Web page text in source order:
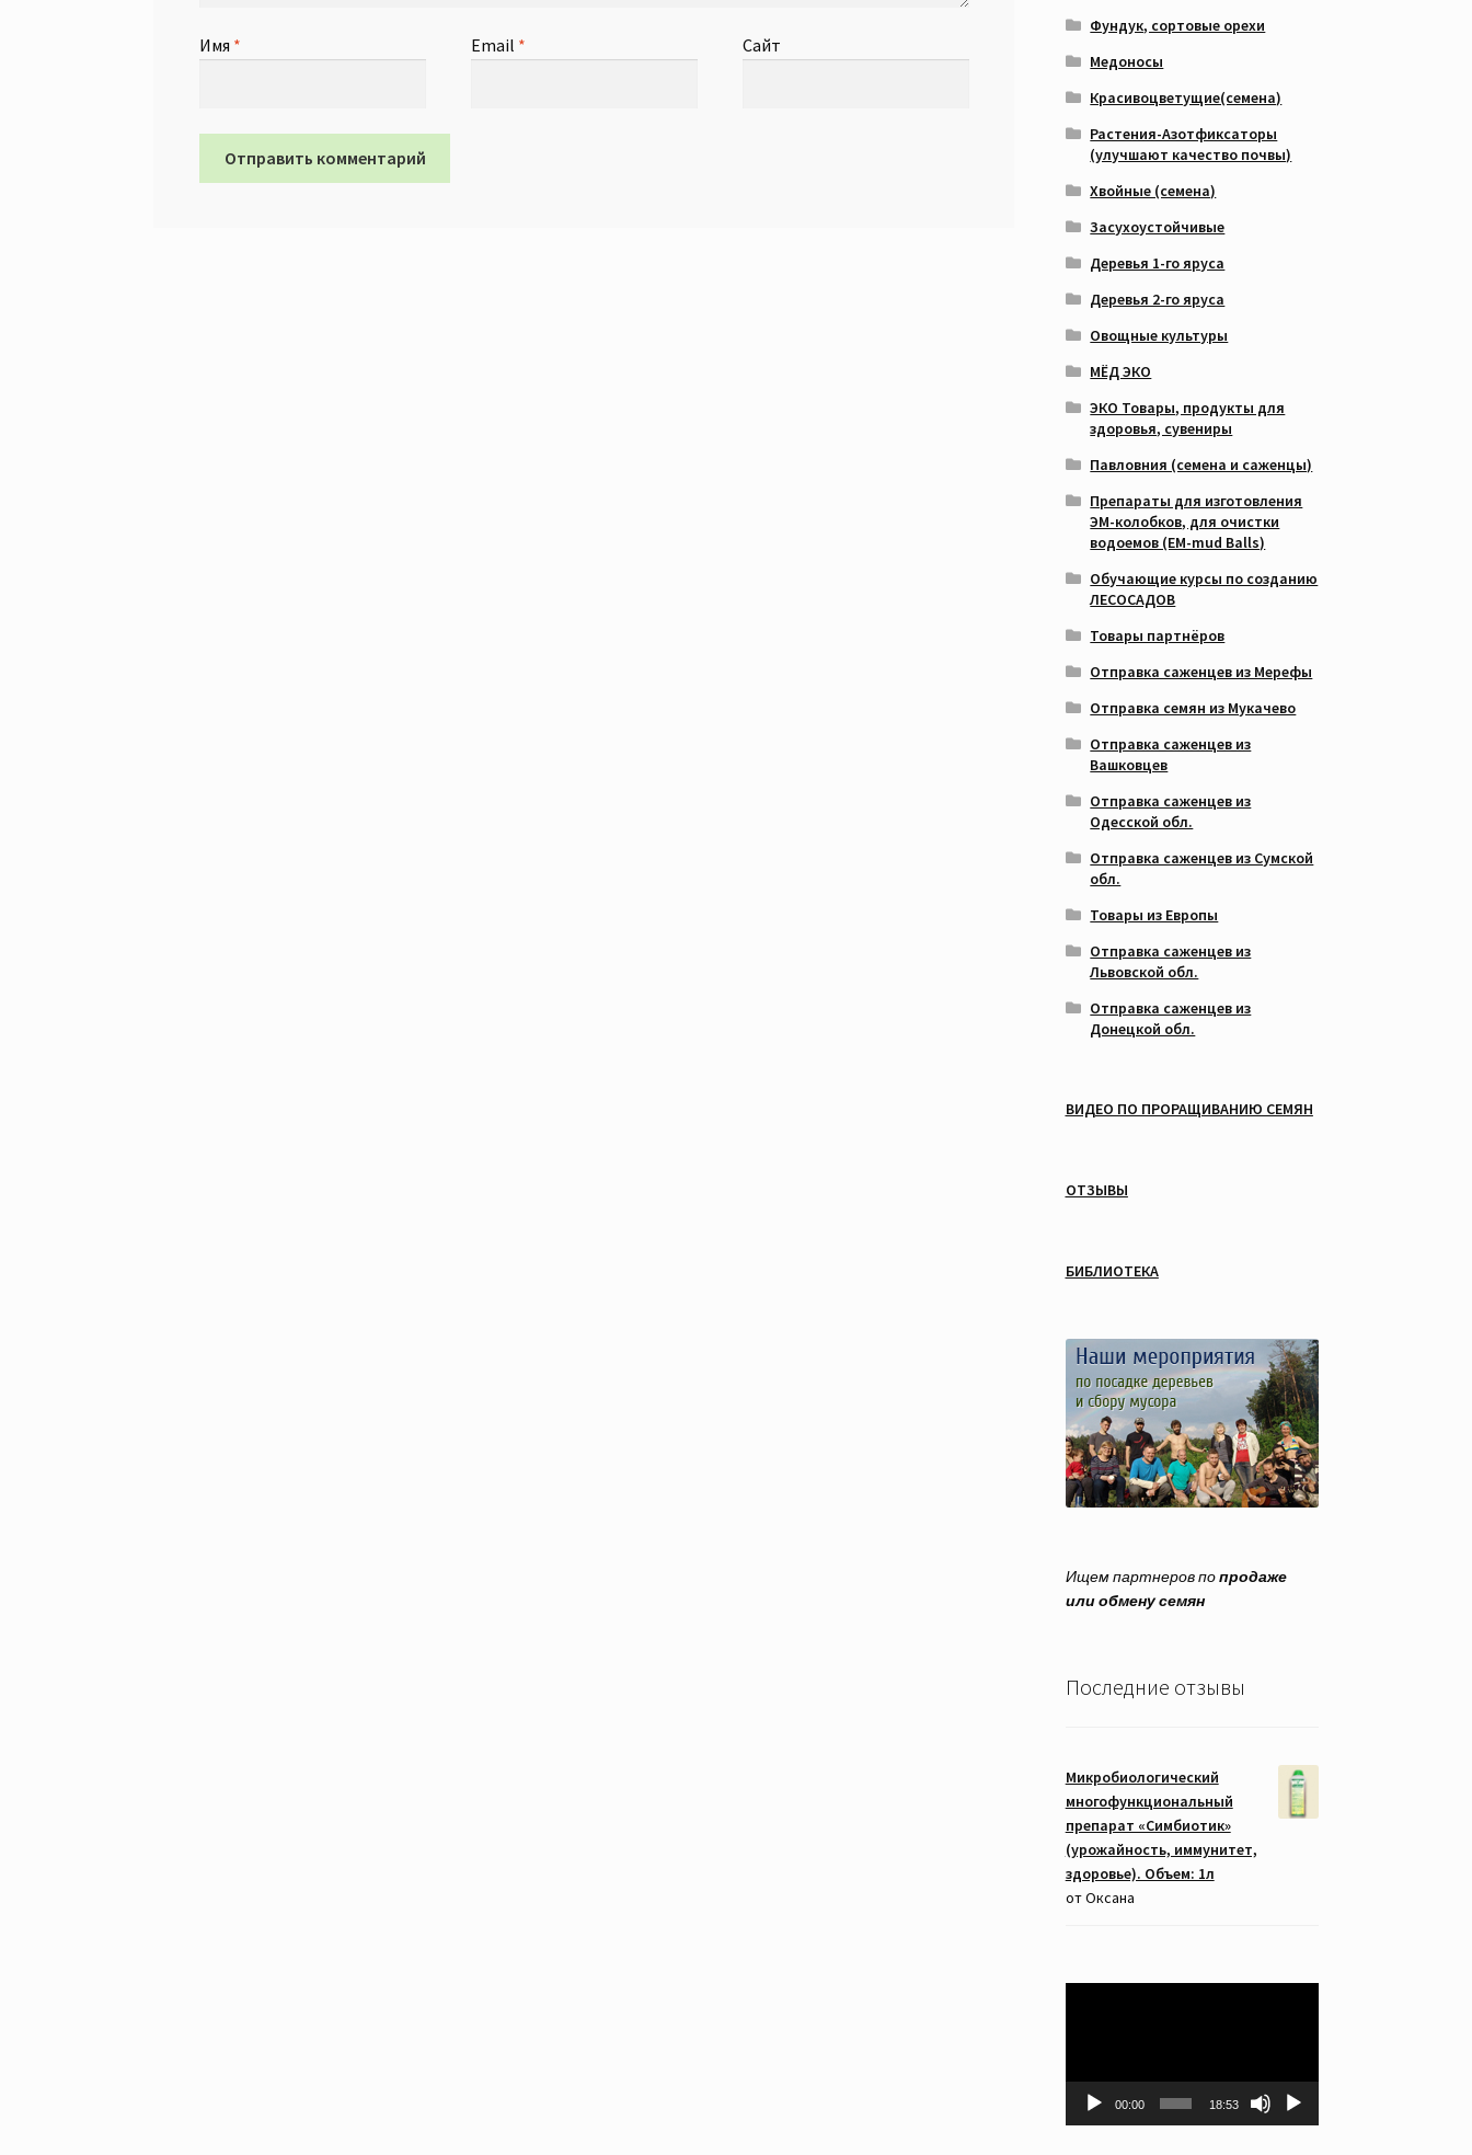
Имя * Email * Сайт
Фундук, сортовые орехи
Медоносы
Красивоцветущие(семена)
Растения-Азотфиксаторы
(улучшают качество почвы)
Хвойные (семена)
Засухоустойчивые
Деревья 1-го яруса
Деревья 2-го яруса
Овощные культуры
МЁД ЭКО
ЭКО Товары, продукты для
здоровья, сувениры
Павловния (семена и саженцы)
Препараты для изготовления
ЭМ-колобков, для очистки
водоемов (EM-mud Balls)
Обучающие курсы по созданию
ЛЕСОСАДОВ
Товары партнёров
Отправка саженцев из Мерефы
Отправка семян из Мукачево
Отправка саженцев из
Вашковцев
Отправка саженцев из
Одесской обл.
Отправка саженцев из Сумской
обл.
Товары из Европы
Отправка саженцев из
Львовской обл.
Отправка саженцев из
Донецкой обл.
ВИДЕО ПО ПРОРАЩИВАНИЮ СЕМЯН
ОТЗЫВЫ
БИБЛИОТЕКА
Ищем партнеров попродаже
или обмену семян
Последние отзывы
Микробиологический
многофункциональный
препарат «Симбиотик»
(урожайность, иммунитет,
здоровье). Объем: 1л
от Оксана
00:00 18:53